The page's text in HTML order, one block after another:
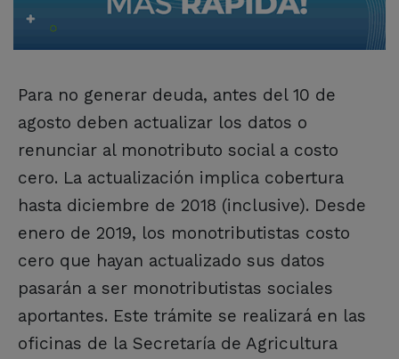
Para no generar deuda, antes del 10 de
agosto deben actualizar los datos o
renunciar al monotributo social a costo
cero. La actualización implica cobertura
hasta diciembre de 2018 (inclusive). Desde
enero de 2019, los monotributistas costo
cero que hayan actualizado sus datos
pasarán a ser monotributistas sociales
aportantes. Este trámite se realizará en las
oficinas de la Secretaría de Agricultura